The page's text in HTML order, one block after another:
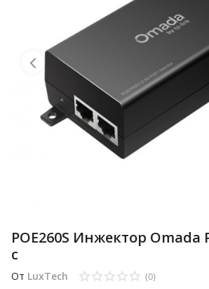
ДЛЯ ОПЕРАТОРОВ СВЯЗИ
Прочее
Избранное
Контакты
POE260S Инжектор Omada
с
От LuxTech (0)